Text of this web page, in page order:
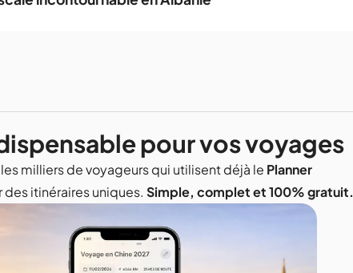
pour vos voyages
milliers de voyageurs qui utilisent déjà le Planner
des itinéraires uniques. Simple, complet et 100% gratuit.